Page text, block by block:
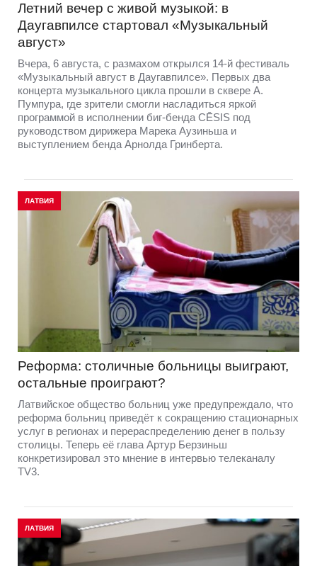
Летний вечер с живой музыкой: в
Даугавпилсе стартовал «Музыкальный
август»
Вчера, 6 августа, с размахом открылся 14-й фестиваль
«Музыкальный август в Даугавпилсе». Первых два
концерта музыкального цикла прошли в сквере А.
Пумпура, где зрители смогли насладиться яркой
программой в исполнении биг-бенда CĒSIS под
руководством дирижера Марека Аузиньша и
выступлением бенда Арнолда Гринберта.
ЛАТВИЯ
Реформа: столичные больницы выиграют,
остальные проиграют?
Латвийское общество больниц уже предупреждало, что
реформа больниц приведёт к сокращению стационарных
услуг в регионах и перераспределению денег в пользу
столицы. Теперь её глава Артур Берзиньш
конкретизировал это мнение в интервью телеканалу
TV3.
ЛАТВИЯ